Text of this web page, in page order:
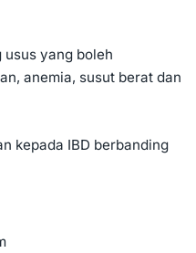
yang boleh
anemia, susut berat dan
kepada IBD berbanding